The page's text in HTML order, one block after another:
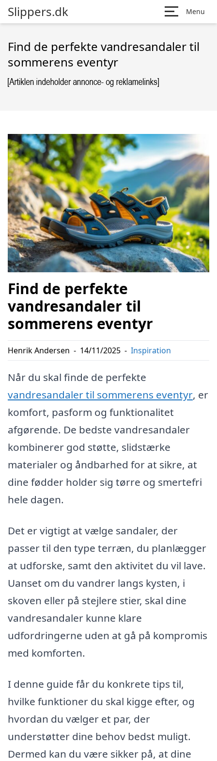
Slippers.dk Menu
Find de perfekte vandresandaler til
sommerens eventyr
Find de perfekte
vandresandaler til
sommerens eventyr
Henrik Andersen - 14/11/2025 - Inspiration
Når du skal finde de perfekte
vandresandaler til sommerens eventyr, er
komfort, pasform og funktionalitet
afgørende. De bedste vandresandaler
kombinerer god støtte, slidstærke
materialer og åndbarhed for at sikre, at
dine fødder holder sig tørre og smertefri
hele dagen.
Det er vigtigt at vælge sandaler, der
passer til den type terræn, du planlægger
at udforske, samt den aktivitet du vil lave.
Uanset om du vandrer langs kysten, i
skoven eller på stejlere stier, skal dine
vandresandaler kunne klare
udfordringerne uden at gå på kompromis
med komforten.
I denne guide får du konkrete tips til,
hvilke funktioner du skal kigge efter, og
hvordan du vælger et par, der
understøtter dine behov bedst muligt.
Dermed kan du være sikker på, at dine